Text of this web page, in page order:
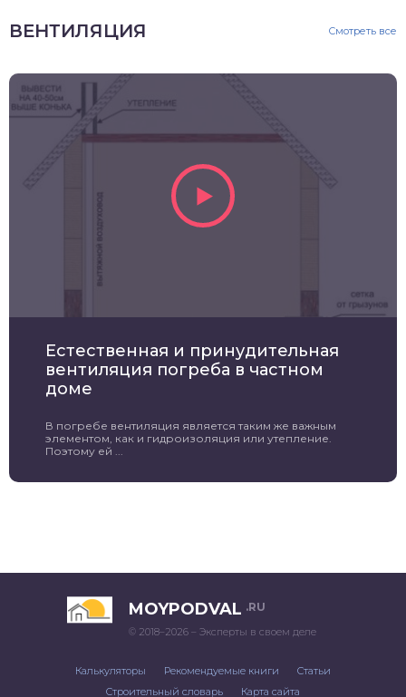
ВЕНТИЛЯЦИЯ Смотреть все
Естественная и принудительная
вентиляция погреба в частном
доме
В погребе вентиляция является таким же важным
элементом, как и гидроизоляция или утепление.
Поэтому ей ...
MOYPODVAL .RU
© 2018–2026 – Эксперты в своем деле
Калькуляторы Рекомендуемые книги
Статьи
Строительный словарь
Карта сайта